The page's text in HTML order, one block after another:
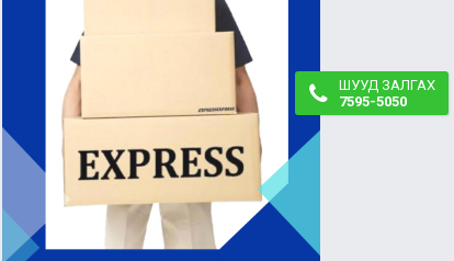
ШУУД ЗАЛГАХ
7595-5050